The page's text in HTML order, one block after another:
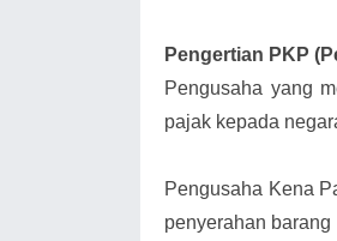
Pengertian PKP
Pengusaha yang
pajak kepada
Pengusaha Kena
penyerahan